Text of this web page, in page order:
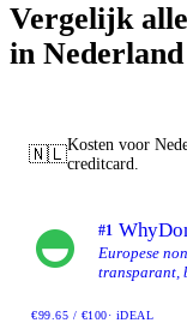
Vergelijk
in Nederland
🇳🇱Kosten voor
creditcard.
#1
Europese
transparant,
multi-valuta-
€99.65 / €100· iDEAL